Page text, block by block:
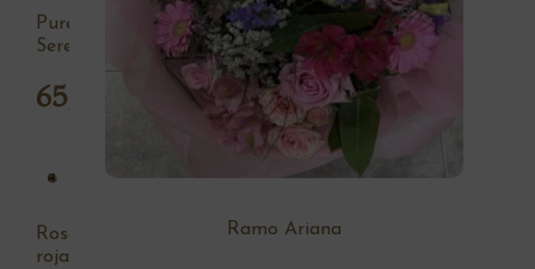
Ramo Ariana
Pureza
Serena
65,00
Rosa
roja